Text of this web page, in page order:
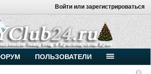
Войти или зарегистрироваться
участники нашего клуба!
происходит вTelegram-чате.
(прошивка) дизелей от
Vahmurka
ПОЛЬЗОВАТЕЛИ